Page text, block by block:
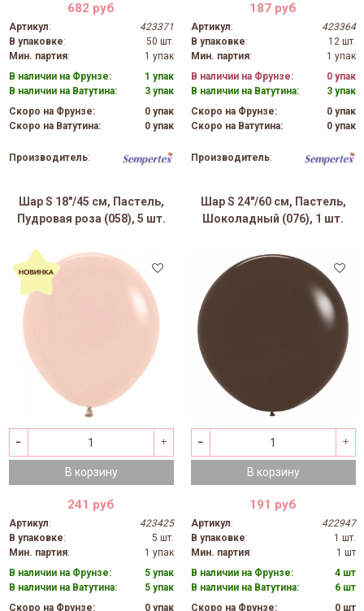
682 руб
Артикул:
423371
В упаковке:
50 шт.
Мин. партия:
1 упак
В наличии на Фрунзе:
1 упак
В наличии на Ватутина:
3 упак
Скоро на Фрунзе:
0 упак
Скоро на Ватутина:
0 упак
Производитель:
187 руб
Артикул:
423364
В упаковке:
12 шт.
Мин. партия:
1 упак
В наличии на Фрунзе:
0 упак
В наличии на Ватутина:
3 упак
Скоро на Фрунзе:
0 упак
Скоро на Ватутина:
0 упак
Производитель:
Шар S 18"/45 см, Пастель,
Пудровая роза (058), 5 шт.
В корзину
241 руб
Артикул:
423425
В упаковке:
5 шт.
Мин. партия:
1 упак
В наличии на Фрунзе:
5 упак
В наличии на Ватутина:
5 упак
Скоро на Фрунзе:
0 упак
Шар S 24"/60 см, Пастель,
Шоколадный (076), 1 шт.
В корзину
191 руб
Артикул:
422947
В упаковке:
1 шт.
Мин. партия:
1 шт
В наличии на Фрунзе:
4 шт
В наличии на Ватутина:
6 шт
Скоро на Фрунзе:
0 шт